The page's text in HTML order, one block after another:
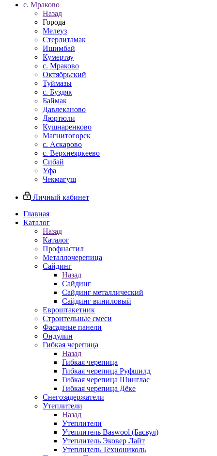
c. Мраково
Назад
Города
Мелеуз
Стерлитамак
Ишимбай
Кумертау
c. Мраково
Октябрьский
Туймазы
c. Буздяк
Баймак
Давлеканово
Дюртюли
Кушнаренково
Магнитогорск
с. Аскарово
с. Верхнеяркеево
Сибай
Уфа
Чекмагуш
Личный кабинет
Главная
Каталог
Назад
Каталог
Профнастил
Металлочерепица
Сайдинг
Назад
Сайдинг
Сайдинг металлический
Сайдинг виниловый
Евроштакетник
Строительные смеси
Фасадные панели
Ондулин
Гибкая черепица
Назад
Гибкая черепица
Гибкая черепица Руфшилд
Гибкая черепица Шинглас
Гибкая черепица Дёке
Снегозадержатели
Утеплители
Назад
Утеплители
Утеплитель Baswool (Басвул)
Утеплитель Эковер Лайт
Утеплитель Технониколь